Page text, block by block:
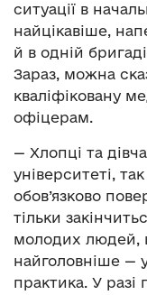
ситуації в
найцікавіше,
й в одній
Зараз, можна
кваліфіковану
офіцерам.
— Хлопці та
університеті,
обов’язково
тільки
молодих людей,
найголовніше —
практика. У